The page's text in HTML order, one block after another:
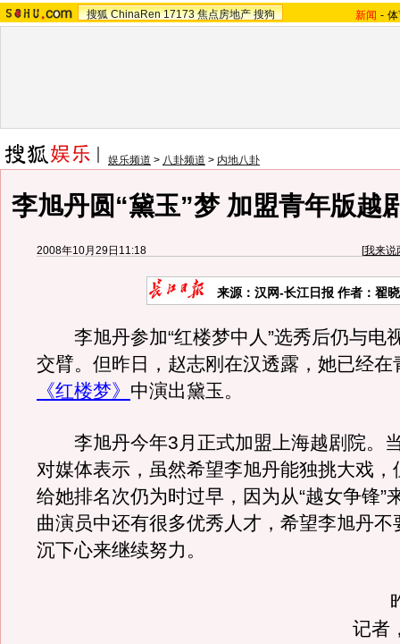
搜狐 ChinaRen 17173 焦点房地产 搜狗 新闻 -
娱乐频道 > 八卦频道 > 内地八卦
李旭丹圆“黛玉”梦 加盟青年版越
2008年10月29日11:18 [我来说
来源：汉网-长江日报 作者：翟
李旭丹参加“红楼梦中人”选秀后仍与电
交臂。但昨日，赵志刚在汉透露，她已经在
《红楼梦》 中演出黛玉。
李旭丹今年3月正式加盟上海越剧院。
对媒体表示，虽然希望李旭丹能独挑大戏，
给她排名次仍为时过早，因为从“越女争锋”
曲演员中还有很多优秀人才，希望李旭丹不
沉下心来继续努力。
昨
记者